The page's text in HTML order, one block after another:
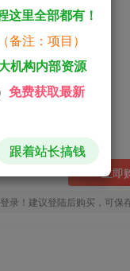
流程
立即
录！建议登陆后购买，可保
这里全部都有！
注：项目）
机构内部资源
免费获取最新
跟着站长搞钱